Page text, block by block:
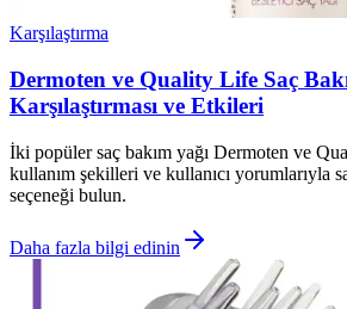
Karşılaştırma
Dermoten ve Quality Life Saç
Karşılaştırması ve Etkileri
İki popüler saç bakım yağı Dermoten ve
kullanım şekilleri ve kullanıcı yorumlarıyla
seçeneği bulun.
Daha fazla bilgi edinin